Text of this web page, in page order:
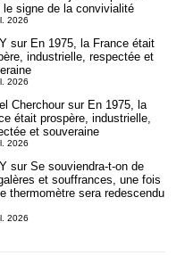
le signe de la convivialité
2026
sur En 1975, la France était
industrielle, respectée et
2026
Cherchoursur En 1975, la
était prospère, industrielle,
et souveraine
2026
sur Se souviendra-t-on de
et souffrances, une fois
thermomètre sera redescendu
2026